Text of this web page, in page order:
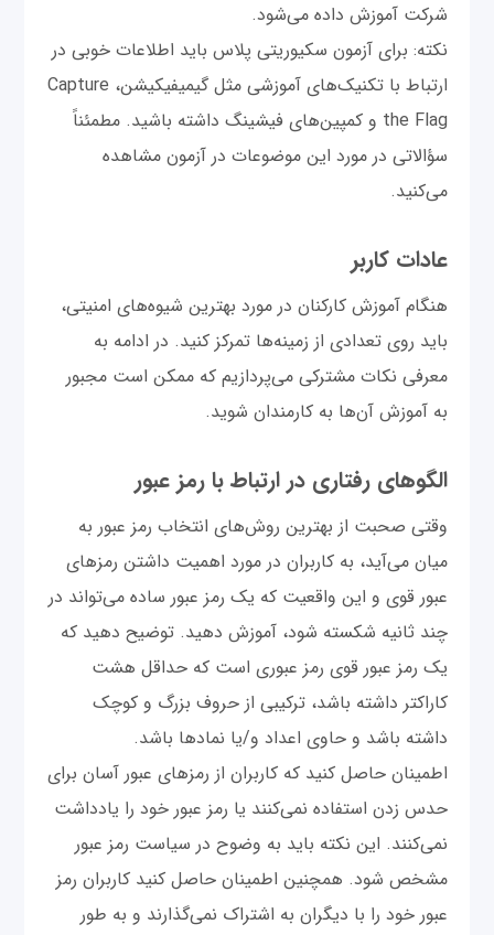
شرکت آموزش داده می‌شود.
نکته: برای آزمون سکیوریتی پلاس باید اطلاعات خوبی در
ارتباط با تکنیک‌های آموزشی مثل گیمیفیکیشن، Capture
the Flag و کمپین‌های فیشینگ داشته باشید. مطمئناً
سؤالاتی در مورد این موضوعات در آزمون مشاهده
می‌کنید.
عادات کاربر
هنگام آموزش کارکنان در مورد بهترین شیوه‌های امنیتی،
باید روی تعدادی از زمینه‌ها تمرکز کنید. در ادامه به
معرفی نکات مشترکی می‌پردازیم که ممکن است مجبور
به آموزش آن‌ها به کارمندان شوید.
الگوهای رفتاری در ارتباط با رمز عبور
وقتی صحبت از بهترین روش‌های انتخاب رمز عبور به
میان می‌آید، به کاربران در مورد اهمیت داشتن رمزهای
عبور قوی و این واقعیت که یک رمز عبور ساده می‌تواند در
چند ثانیه شکسته شود، آموزش دهید. توضیح دهید که
یک رمز عبور قوی رمز عبوری است که حداقل هشت
کاراکتر داشته باشد، ترکیبی از حروف بزرگ و کوچک
داشته باشد و حاوی اعداد و/یا نمادها باشد.
اطمینان حاصل کنید که کاربران از رمزهای عبور آسان برای
حدس زدن استفاده نمی‌کنند یا رمز عبور خود را یادداشت
نمی‌کنند. این نکته باید به وضوح در سیاست رمز عبور
مشخص شود. همچنین اطمینان حاصل کنید کاربران رمز
عبور خود را با دیگران به اشتراک نمی‌گذارند و به طور